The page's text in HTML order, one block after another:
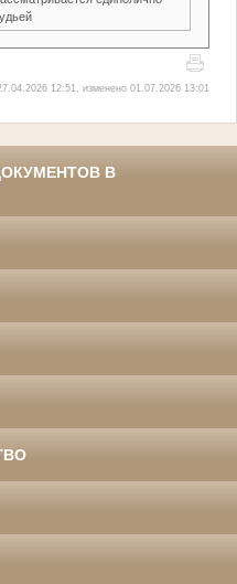
12:51, изменено 01.07.2026 13:01
В